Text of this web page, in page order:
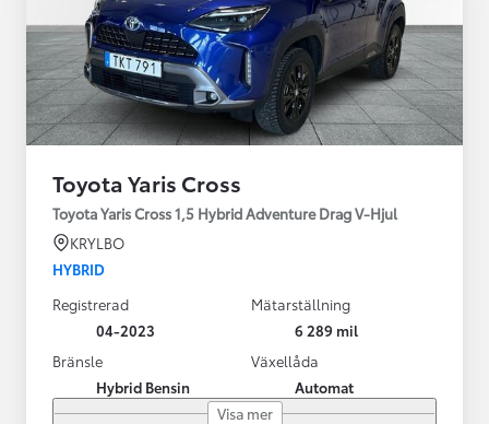
Toyota Yaris Cross
Toyota Yaris Cross 1,5 Hybrid Adventure Drag V-Hjul
KRYLBO
HYBRID
Registrerad
04-2023
Mätarställning
6 289 mil
Bränsle
Hybrid Bensin
Växellåda
Automat
Visa mer